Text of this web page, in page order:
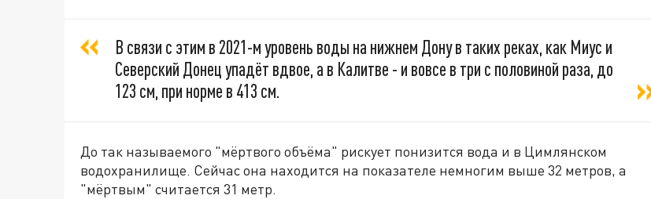
В связи с этим в 2021-м уровень воды на нижнем Дону в таких реках, как Миус и
Северский Донец упадёт вдвое, а в Калитве - и вовсе в три с половиной раза, до
123 см, при норме в 413 см.
До так называемого "мёртвого объёма" рискует понизится вода и в Цимлянском
водохранилище. Сейчас она находится на показателе немногим выше 32 метров, а
"мёртвым" считается 31 метр.